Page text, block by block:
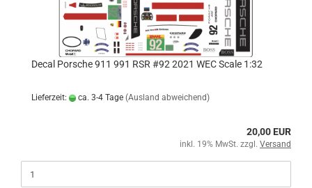
Decal Porsche 911 991 RSR #92 2021 WEC Scale 1:32
Lieferzeit: ca. 3-4 Tage (Ausland abweichend)
20,00 EUR
inkl. 19% MwSt. zzgl. Versand